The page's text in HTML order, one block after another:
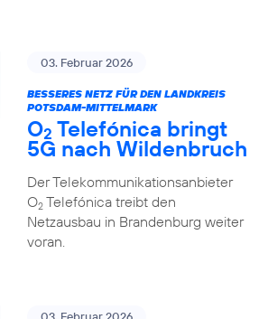
03. Februar 2026
BESSERES NETZ FÜR DEN LANDKREIS
POTSDAM-MITTELMARK
O2 Telefónica bringt
5G nach Wildenbruch
Der Telekommunikationsanbieter
O2Telefónica treibt den
Netzausbau in Brandenburg weiter
voran.